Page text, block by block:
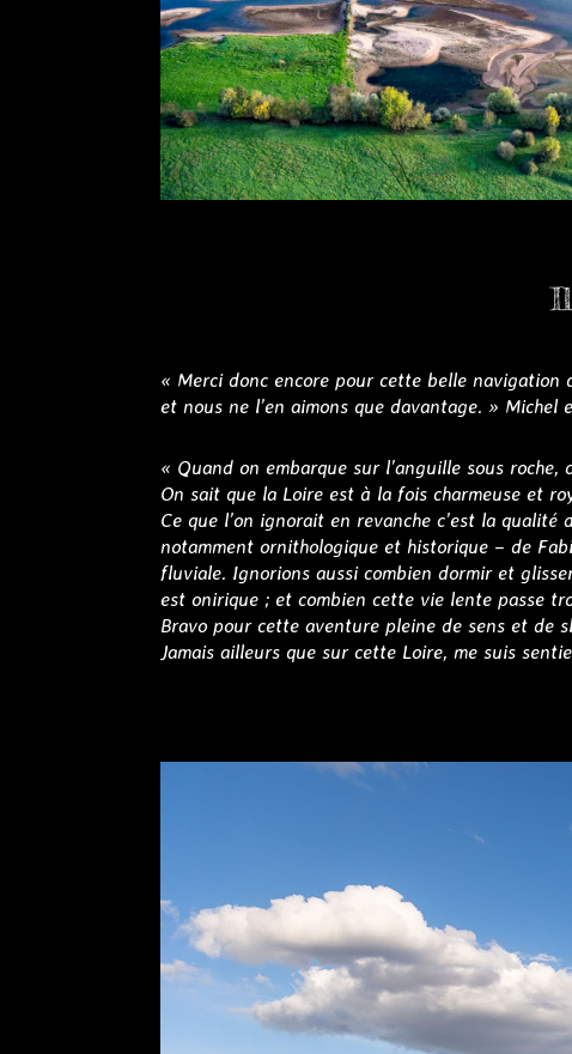
« Merci donc encore pour cette belle navigation
et nous ne l’en aimons que davantage. » Michel
« Quand on embarque sur l’anguille sous
On sait que la Loire est à la fois charmeuse et
Ce que l’on ignorait en revanche c’est la
notamment ornithologique et historique – de
fluviale. Ignorions aussi combien dormir et
est onirique ; et combien cette vie lente passe
Bravo pour cette aventure pleine de sens et de
Jamais ailleurs que sur cette Loire, me suis